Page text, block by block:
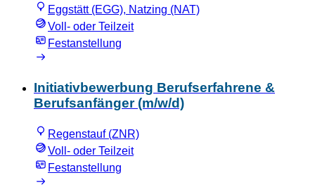
Eggstätt (EGG), Natzing (NAT)
Voll- oder Teilzeit
Festanstellung
Initiativbewerbung Berufserfahrene &
Berufsanfänger (m/w/d)
Regenstauf (ZNR)
Voll- oder Teilzeit
Festanstellung